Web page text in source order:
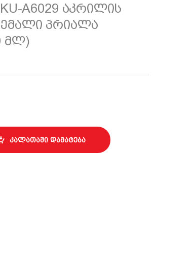
KU-A6029 აკრილის
პრიალა
მლ)
აკრილის უნივერსალური ემალი პრიალა აეროზოლი
კალათაში დამატება